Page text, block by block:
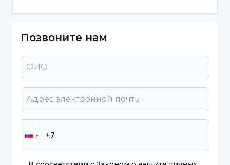
Эксперт, клинический психолог Мераль
Сарыкая из Медицинского центра
Университета Ускюдар НП Этилер отметила,
что насилие - это индивидуальная и
социальная проблема, и что
подверженность насилию может пошатнуть
веру в то, что мир - это безопасное место, и
Позвоните нам